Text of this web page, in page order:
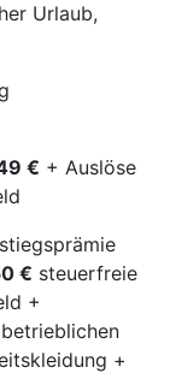
Urlaub,
€ + Auslöse
€ steuerfreie
+
+